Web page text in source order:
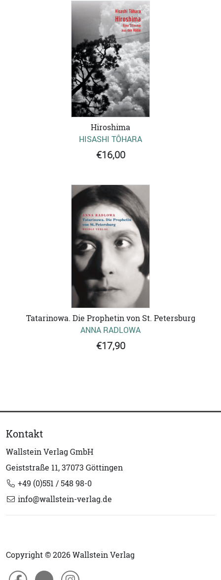
Hiroshima
HISASHI TÔHARA
€16,00
Tatarinowa. Die Prophetin von St. Petersburg
ANNA RADLOWA
€17,90
Kontakt
Wallstein Verlag GmbH
Geiststraße 11, 37073 Göttingen
+49 (0)551 / 548 98-0
info@wallstein-verlag.de
Copyright © 2026 Wallstein Verlag